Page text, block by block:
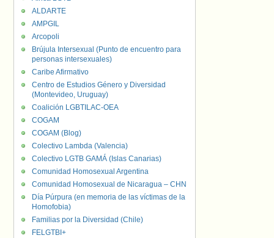
ALDARTE
AMPGIL
Arcopoli
Brújula Intersexual (Punto de encuentro para
personas intersexuales)
Caribe Afirmativo
Centro de Estudios Género y Diversidad
(Montevideo, Uruguay)
Coalición LGBTILAC-OEA
COGAM
COGAM (Blog)
Colectivo Lambda (Valencia)
Colectivo LGTB GAMÁ (Islas Canarias)
Comunidad Homosexual Argentina
Comunidad Homosexual de Nicaragua – CHN
Día Púrpura (en memoria de las víctimas de la
Homofobia)
Familias por la Diversidad (Chile)
FELGTBI+